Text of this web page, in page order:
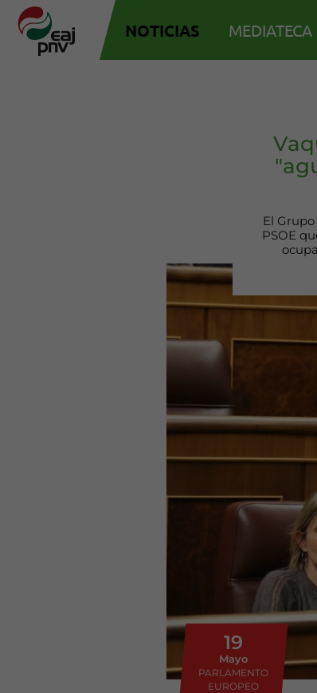
NOTICIAS MEDIATECA
El
PSOE
19
Mayo
PARLAMENTO
EUROPEO